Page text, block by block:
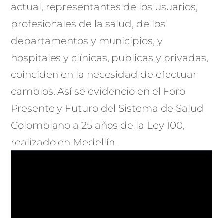
actual, representantes de los usuarios,
profesionales de la salud, de los
departamentos y municipios, y
hospitales y clínicas, publicas y privadas,
coinciden en la necesidad de efectuar
cambios. Así se evidencio en el Foro
Presente y Futuro del Sistema de Salud
Colombiano a 25 años de la Ley 100,
realizado en Medellín.